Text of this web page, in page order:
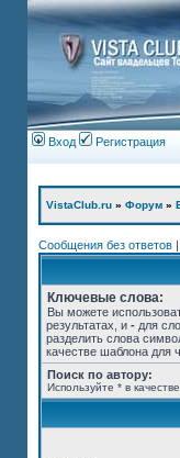
Вход Регистрация
VistaClub.ru » Форум »
Сообщения без ответов |
Ключевые слова:
Вы можете
результатах, и - для
разделить слова
качестве шаблона для
Поиск по автору:
Используйте * в